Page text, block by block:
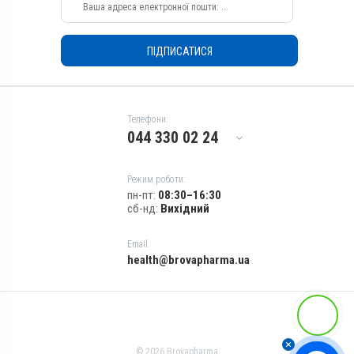
Показання
ПІДПИСАТИСЯ
Телефони:
044 330 02 24
Режим роботи:
пн-пт: 08:30–16:30
сб-нд: Вихідний
Email:
health@brovapharma.ua
© 2026 Brovapharma